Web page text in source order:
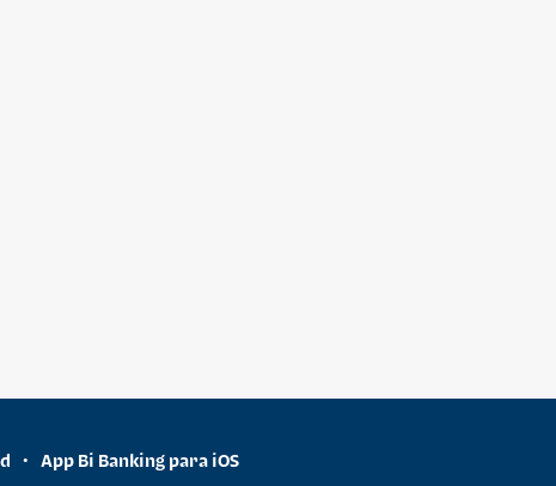
• App Bi Banking para iOS